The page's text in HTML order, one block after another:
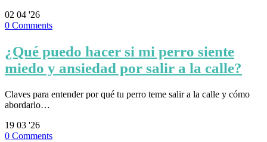
02 04 '26
0 Comments
¿Qué puedo hacer si mi perro siente
miedo y ansiedad por salir a la calle?
Claves para entender por qué tu perro teme salir a la calle y cómo
abordarlo…
19 03 '26
0 Comments